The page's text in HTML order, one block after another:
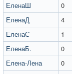
ЕленаШ
0
ЕленаД
4
ЕленаС
1
ЕленаБ.
0
Елена-Лена
0